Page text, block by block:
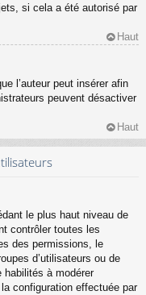
si cela a été autorisé par
Haut
l’auteur peut insérer afin
peuvent désactiver
Haut
le plus haut niveau de
contrôler toutes les
des permissions, le
d’utilisateurs ou de
habilités à modérer
configuration effectuée par